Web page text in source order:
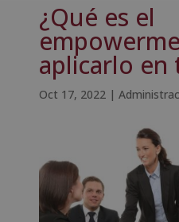
¿Qué es el
aplicarlo en
Oct 17, 2022|